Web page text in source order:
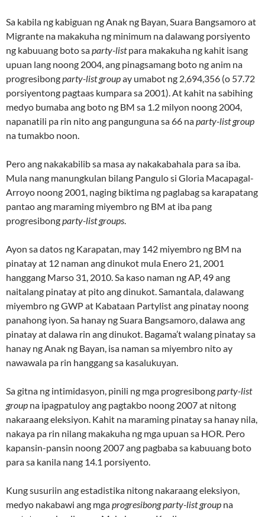
Sa kabila ng kabiguan ng Anak ng Bayan, Suara Bangsamoro at
Migrante na makakuha ng minimum na dalawang porsiyento
ng kabuuang boto saparty-listpara makakuha ng kahit isang
upuan lang noong 2004, ang pinagsamang boto ng anim na
progresibongparty-list groupay umabot ng 2,694,356 (o 57.72
porsiyentong pagtaas kumpara sa 2001). At kahit na sabihing
medyo bumaba ang boto ng BM sa 1.2 milyon noong 2004,
napanatili pa rin nito ang pangunguna sa 66 naparty-list group
na tumakbo noon.
Pero ang nakakabilib sa masa ay nakakabahala para sa iba.
Mula nang manungkulan bilang Pangulo si Gloria Macapagal-
Arroyo noong 2001, naging biktima ng paglabag sa karapatang
pantao ang maraming miyembro ng BM at iba pang
progresibongparty-list groups.
Ayon sa datos ng Karapatan, may 142 miyembro ng BM na
pinatay at 12 naman ang dinukot mula Enero 21, 2001
hanggang Marso 31, 2010. Sa kaso naman ng AP, 49 ang
naitalang pinatay at pito ang dinukot. Samantala, dalawang
miyembro ng GWP at Kabataan Partylist ang pinatay noong
panahong iyon. Sa hanay ng Suara Bangsamoro, dalawa ang
pinatay at dalawa rin ang dinukot. Bagama’t walang pinatay sa
hanay ng Anak ng Bayan, isa naman sa miyembro nito ay
nawawala pa rin hanggang sa kasalukuyan.
Sa gitna ng intimidasyon, pinili ng mga progresibongparty-list
group na ipagpatuloy ang pagtakbo noong 2007 at nitong
nakaraang eleksiyon. Kahit na maraming pinatay sa hanay nila,
nakaya pa rin nilang makakuha ng mga upuan sa HOR. Pero
kapansin-pansin noong 2007 ang pagbaba sa kabuuang boto
para sa kanila nang 14.1 porsiyento.
Kung susuriin ang estadistika nitong nakaraang eleksiyon,
medyo nakabawi ang mgaprogresibong party-list group na